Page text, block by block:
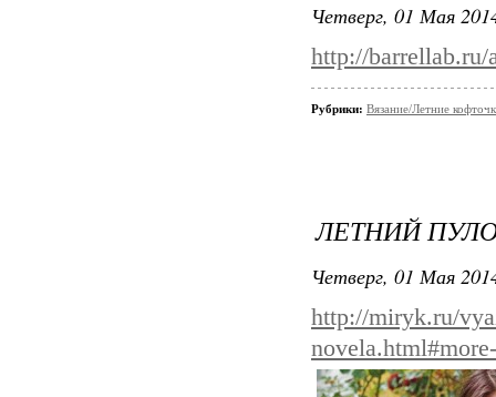
Четверг, 01 Мая
http://
Рубрики: Вязание/Летние
ЛЕТНИЙ
Четверг, 01 Мая
http://miryk.ru/